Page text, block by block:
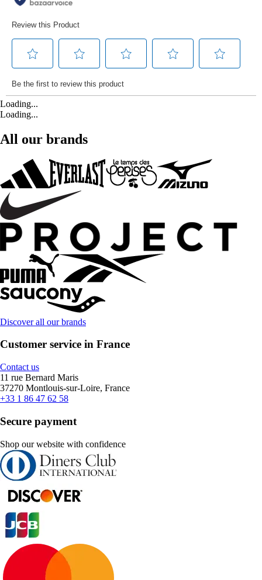
Loading...
Loading...
All our brands
Discover all our brands
Customer service in France
Contact us
11 rue Bernard Maris
37270 Montlouis-sur-Loire, France
+33 1 86 47 62 58
Secure payment
Shop our website with confidence